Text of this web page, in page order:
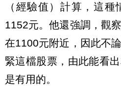
（經驗值）計算，這
1152元。他還強調，觀
在1100元附近，因此不
緊這檔股票，由此能看
是有用的。